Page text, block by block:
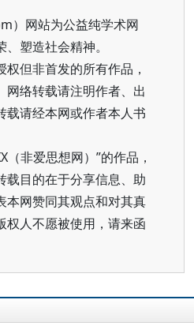
）网站为公益纯学术网
塑造社会精神。
但非首发的所有作品，
网络转载请注明作者、出
载请经本网或作者本人书
（非爱思想网）”的作品，
载目的在于分享信息、助
本网赞同其观点和对其真
权人不愿被使用，请来函